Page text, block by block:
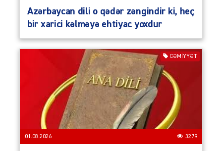
Azərbaycan dili o qədər zəngindir ki, heç
bir xarici kəlməyə ehtiyac yoxdur
CƏMIYYƏT
01.08.2026 3279